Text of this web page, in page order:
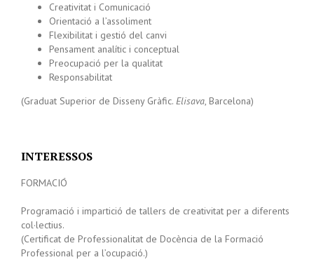
Creativitat i Comunicació
Orientació a l’assoliment
Flexibilitat i gestió del canvi
Pensament analític i conceptual
Preocupació per la qualitat
Responsabilitat
(Graduat Superior de Disseny Gràfic. Elisava, Barcelona)
INTERESSOS
FORMACIÓ
Programació i impartició de tallers de creativitat per a diferents
col·lectius.
(Certificat de Professionalitat de Docència de la Formació
Professional per a l’ocupació.)